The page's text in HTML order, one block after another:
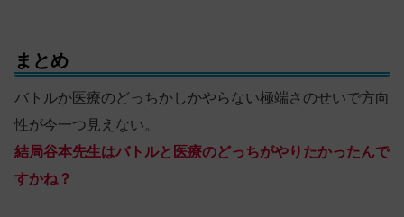
まとめ
バトルか医療のどっちかしかやらない極端さのせいで方向
性が今一つ見えない。
結局谷本先生はバトルと医療のどっちがやりたかったんで
すかね？